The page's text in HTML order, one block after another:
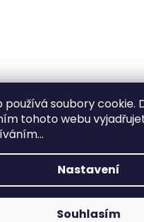
používá soubory cookie.
tohoto webu
Nastavení
Souhlasím
cenu? Získáte
registrace